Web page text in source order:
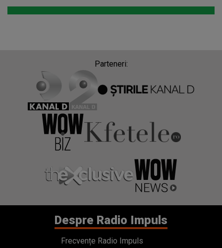
Parteneri:
Despre Radio Impuls
Frecvențe Radio Impuls